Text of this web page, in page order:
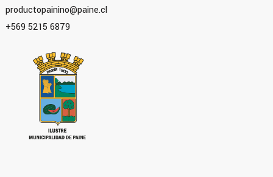
productopainino@paine.cl
+569 5215 6879